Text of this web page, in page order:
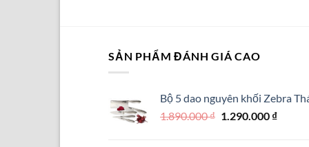
SẢN PHẨM ĐÁNH GIÁ CAO
Bộ 5 dao nguyên khối Zebra
1.890.000₫ Giá
1.290.000 ₫Giá